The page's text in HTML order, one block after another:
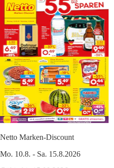
Netto Marken-Discount
Mo. 10.8. - Sa. 15.8.2026